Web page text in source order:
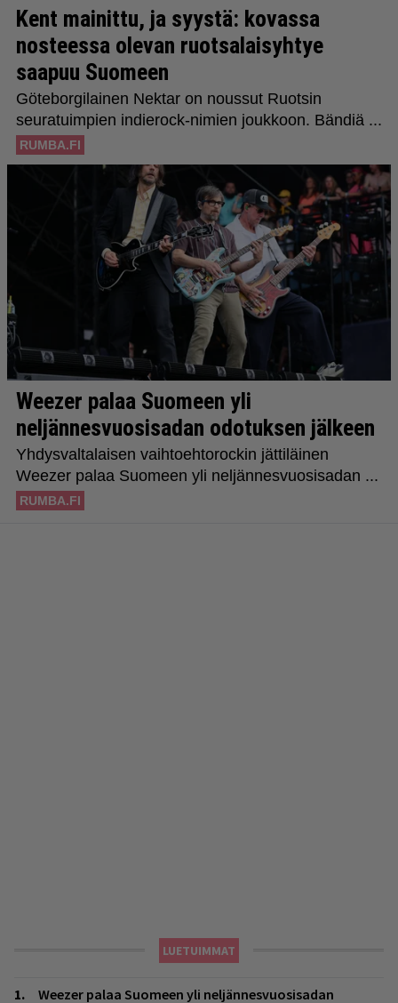
LUETUIMMAT
Weezer palaa Suomeen yli neljännesvuosisadan